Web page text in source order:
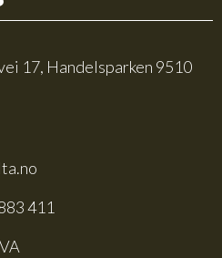
17, Handelsparken 9510
411